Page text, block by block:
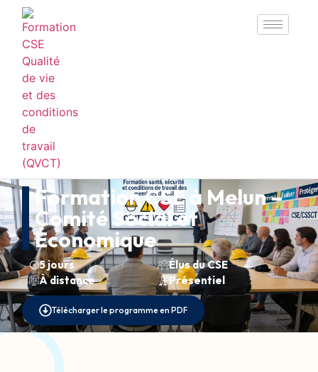
Formation CSE à Melun –
Comité Social et
Économique
5 jours
Élus du CSE
À distance
Présentiel
Télécharger le programme en PDF